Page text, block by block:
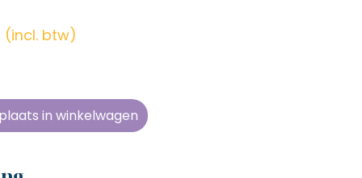
(incl. btw)
plaats in winkelwagen
zonder
tijd
en
zonder
tijd
en
zonder
tijd
en
zonder
tijd
en